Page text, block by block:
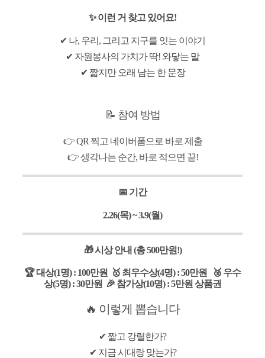
✨ 이런 거 찾고 있어요!
✔ 나, 우리, 그리고 지구를 잇는 이야기
✔ 자원봉사의 가치가 딱! 와닿는 말
✔ 짧지만 오래 남는 한 문장
📝 참여 방법
👉 QR 찍고 네이버폼으로 바로 제출
👉 생각나는 순간, 바로 적으면 끝!
📅 기간
2.26(목) ~ 3.9(월)
🎁 시상 안내 (총 500만원!)
🏆 대상(1명) : 100만원 🥇 최우수상(4명) : 50만원 🥈 우수
상(5명) : 30만원 🎉 참가상(10명) : 5만원 상품권
🔥 이렇게 뽑습니다
✔ 짧고 강렬한가?
✔ 지금 시대랑 맞는가?